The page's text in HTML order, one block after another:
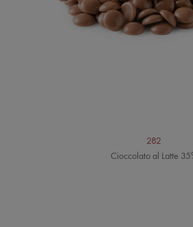
282
Cioccolato al Latte